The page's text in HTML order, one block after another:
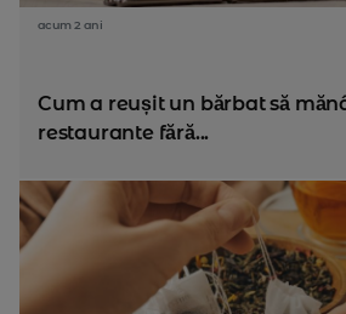
acum 2 ani
Cum a reușit un bărbat să
restaurante fără...